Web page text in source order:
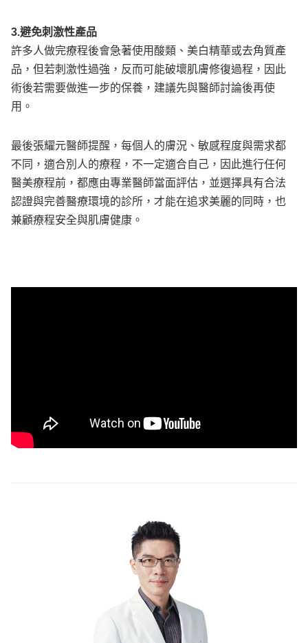
3.避免刺激性產品
許多人做完療程後會急著使用酸類、美白精華或去角質產
品，但若刺激性過強，反而可能破壞肌膚修復過程，因此
術後若需要做進一步的保養，建議先與醫師討論後再使
用。
最後張耀元醫師提醒，每個人的膚況、敏感程度與需求都
不同，適合別人的療程，不一定適合自己，因此進行任何
醫美療程前，都應由專業醫師當面評估，並選擇具有合法
認證與完善醫療環境的診所，才能在追求美麗的同時，也
兼顧療程安全與肌膚健康。